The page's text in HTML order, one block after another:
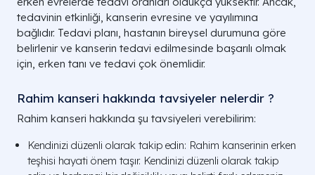
tedavinin etkinliği, kanserin evresine ve yayılımına
bağlıdır. Tedavi planı, hastanın bireysel durumuna göre
belirlenir ve kanserin tedavi edilmesinde başarılı olmak
için, erken tanı ve tedavi çok önemlidir.
Rahim kanseri hakkında tavsiyeler nelerdir ?
Rahim kanseri hakkında şu tavsiyeleri verebilirim:
Kendinizi düzenli olarak takip edin: Rahim kanserinin erken
teşhisi hayati önem taşır. Kendinizi düzenli olarak takip